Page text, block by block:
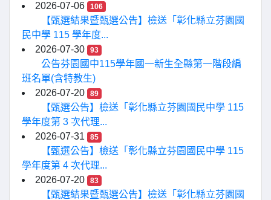
2026-07-06
106
【甄選結果暨甄選公告】檢送「彰化縣立芬園國
民中學 115 學年度...
2026-07-30
93
公告芬園國中115學年國一新生全縣第一階段編
班名單(含特教生)
2026-07-20
89
【甄選公告】檢送「彰化縣立芬園國民中學 115
學年度第 3 次代理...
2026-07-31
85
【甄選公告】檢送「彰化縣立芬園國民中學 115
學年度第 4 次代理...
2026-07-20
83
【甄選結果暨甄選公告】檢送「彰化縣立芬園國